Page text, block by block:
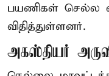
பயணிகள் செல்ல
விதித்துள்ளனர்.
அகஸ்தியர்